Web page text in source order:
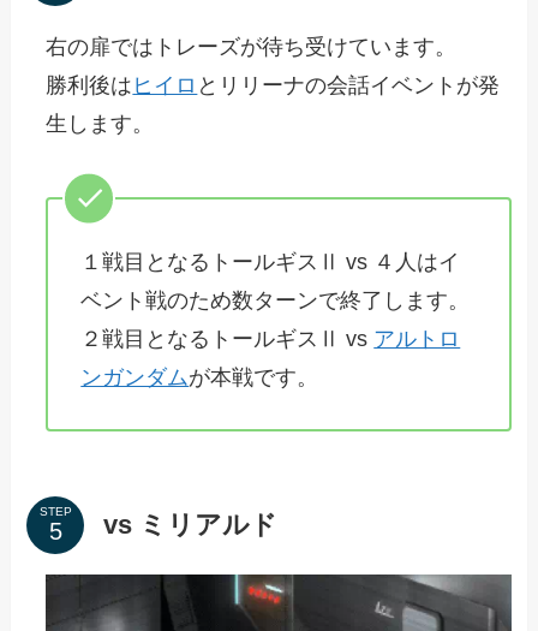
右の扉ではトレーズが待ち受けています。
勝利後は ヒイロ とリリーナの会話イベントが発
生します。
１戦目となるトールギスⅡ vs ４人はイ
ベント戦のため数ターンで終了します。
２戦目となるトールギスⅡ vs アルトロ
ンガンダムが本戦です。
STEP vs ミリアルド